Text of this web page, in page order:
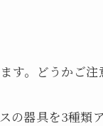
す。どうかご注
の器具を3種類